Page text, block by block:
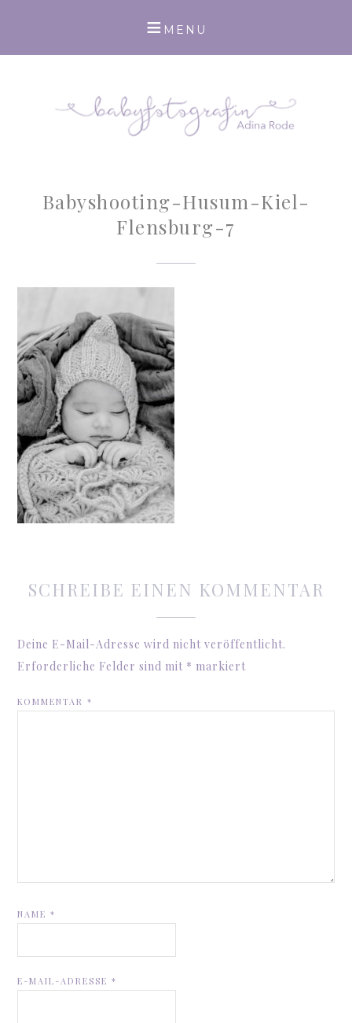
Babyshooting-Husum-Kiel-
Flensburg-7
SCHREIBE EINEN KOMMENTAR
Deine E-Mail-Adresse wird nicht veröffentlicht.
Erforderliche Felder sind mit * markiert
KOMMENTAR*
NAME*
E-MAIL-ADRESSE*